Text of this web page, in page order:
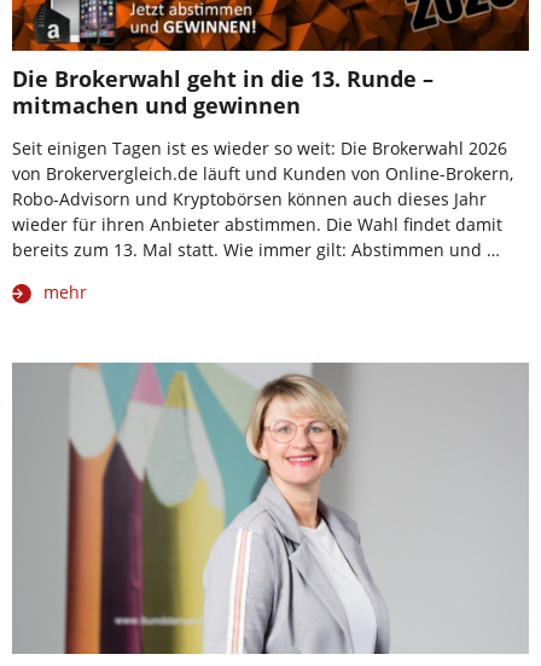
Die Brokerwahl geht in die 13. Runde –
mitmachen und gewinnen
Seit einigen Tagen ist es wieder so weit: Die Brokerwahl 2026
von Brokervergleich.de läuft und Kunden von Online-Brokern,
Robo-Advisorn und Kryptobörsen können auch dieses Jahr
wieder für ihren Anbieter abstimmen. Die Wahl findet damit
bereits zum 13. Mal statt. Wie immer gilt: Abstimmen und …
mehr